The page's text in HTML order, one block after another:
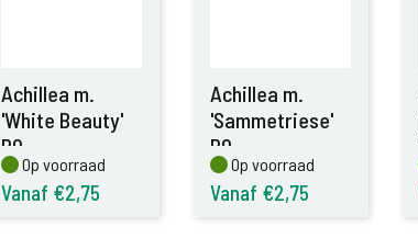
Achillea m.
'White Beauty'
P9
Op voorraad
Op voorraad
Vanaf €2,75
Achillea m.
'Sammetriese'
P9
Op voorraad
Op voorraad
Vanaf €2,75